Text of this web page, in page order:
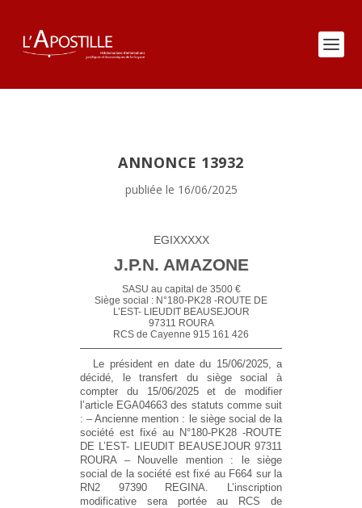
ANNONCE 13932
publiée le 16/06/2025
EGIXXXXX
J.P.N. AMAZONE
SASU au capital de 3500 €
Siège social : N°180-PK28 -ROUTE DE
L’EST- LIEUDIT BEAUSEJOUR
97311 ROURA
RCS de Cayenne 915 161 426
Le président en date du 15/06/2025, a
décidé, le transfert du siège social à
compter du 15/06/2025 et de modifier
l’article EGA04663 des statuts comme suit
: – Ancienne mention : le siège social de la
société est fixé au N°180-PK28 -ROUTE
DE L’EST- LIEUDIT BEAUSEJOUR 97311
ROURA– Nouvelle mention :
le siège
social de la société est fixé au F664 sur la
RN2 97390 REGINA. L’inscription
modificative sera portée au RCS de